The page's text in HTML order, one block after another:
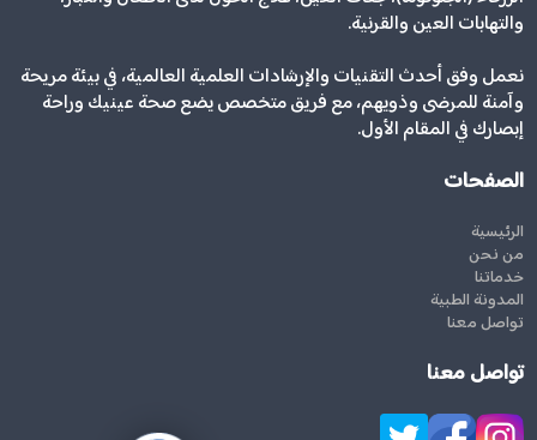
والتهابات العين والقرنية.
نعمل وفق أحدث التقنيات والإرشادات العلمية العالمية، في بيئة مريحة
وآمنة للمرضى وذويهم، مع فريق متخصص يضع صحة عينيك وراحة
إبصارك في المقام الأول.
الصفحات
الرئيسية
من نحن
خدماتنا
المدونة الطبية
تواصل معنا
تواصل معنا